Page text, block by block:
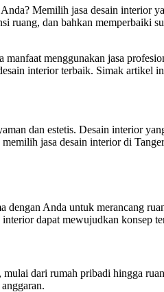
Memilih jasa desain interior
ruang, dan bahkan memperbaiki
menggunakan jasa
interior terbaik. Simak artikel
dan estetis. Desain interior
jasa desain interior di
Anda untuk merancang
dapat mewujudkan konsep
dari rumah pribadi hingga